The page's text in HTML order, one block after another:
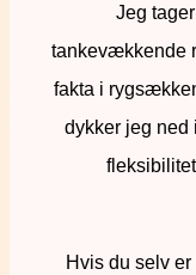
Jeg
tankevækkende
fakta i
dykker jeg ned
Hvis du selv